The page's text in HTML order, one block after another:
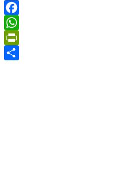
Facebook
WhatsApp
PrintFriendly